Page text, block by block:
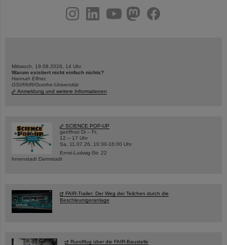
youtubehelmholtz.socialfacebook
Mittwoch, 19.08.2026, 14 Uhr
Warum existiert nicht einfach nichts?
Hannah Elfner,
GSI/FAIR/Goethe-Universität
Anmeldung und weitere Informationen
SCIENCE POP-UP
geöffnet Di – Fr,
12 – 17 Uhr
Sa, 11.07.26, 10:30-16:00 Uhr
Ernst-Ludwig-Str. 22
Innenstadt Darmstadt
FAIR-Trailer: Der Weg der Teilchen durch die
Beschleunigeranlage
Rundflug über die FAIR-Baustelle